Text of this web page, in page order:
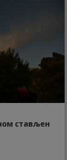
стављен